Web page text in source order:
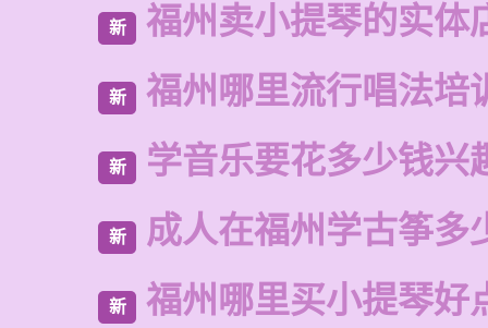
新 福州卖小提琴的实体
新 福州哪里流行唱法培
新 学音乐要花多少钱兴
新 成人在福州学古筝多
新 福州哪里买小提琴好